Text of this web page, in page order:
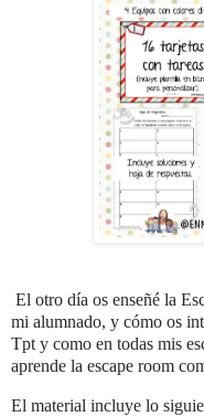
El otro día os enseñé la
mi alumnado, y cómo os
Tpt y como en todas mis
aprende la escape room
El material incluye lo